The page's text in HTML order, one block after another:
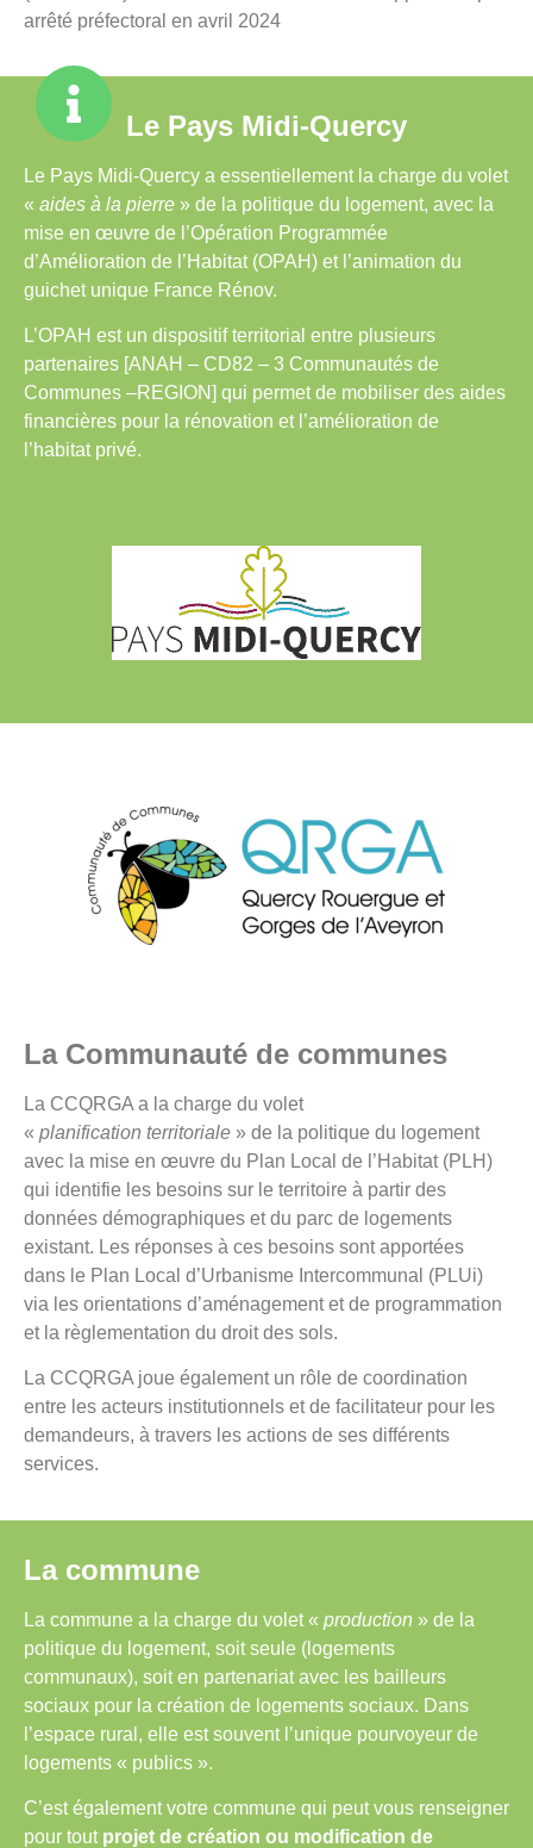
arrêté préfectoral en avril 2024
Le Pays Midi-Quercy
Le Pays Midi-Quercy a essentiellement la charge du volet
« aides à la pierre » de la politique du logement, avec la
mise en œuvre de l’Opération Programmée
d’Amélioration de l’Habitat (OPAH) et l’animation du
guichet unique France Rénov.
L’OPAH est un dispositif territorial entre plusieurs
partenaires [ANAH – CD82 – 3 Communautés de
Communes –REGION] qui permet de mobiliser des aides
financières pour la rénovation et l’amélioration de
l’habitat privé.
La Communauté de communes
La CCQRGA a la charge du volet
« planification territoriale » de la politique du logement
avec la mise en œuvre du Plan Local de l’Habitat (PLH)
qui identifie les besoins sur le territoire à partir des
données démographiques et du parc de logements
existant. Les réponses à ces besoins sont apportées
dans le Plan Local d’Urbanisme Intercommunal (PLUi)
via les orientations d’aménagement et de programmation
et la règlementation du droit des sols.
La CCQRGA joue également un rôle de coordination
entre les acteurs institutionnels et de facilitateur pour les
demandeurs, à travers les actions de ses différents
services.
La commune
La commune a la charge du volet « production » de la
politique du logement, soit seule (logements
communaux), soit en partenariat avec les bailleurs
sociaux pour la création de logements sociaux. Dans
l’espace rural, elle est souvent l’unique pourvoyeur de
logements « publics ».
C’est également votre commune qui peut vous renseigner
pour tout projet de création ou modification de